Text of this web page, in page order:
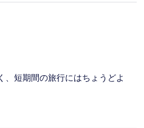
、短期間の旅行にはちょうどよ